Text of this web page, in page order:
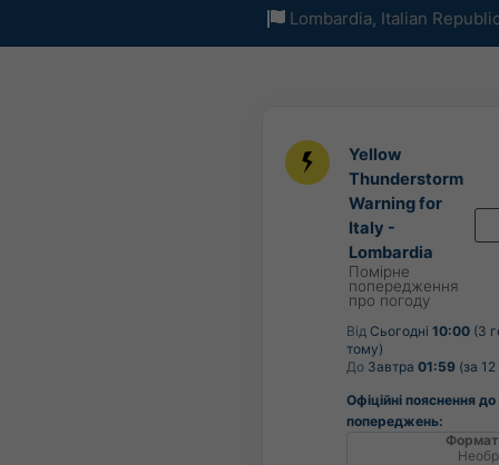
Lombardia, Italian
Yellow
Thunderstorm
Warning for
Italy -
Lombardia
Помірне
попередження
про погоду
Від Сьогодні 10:00 (3
тому)
До Завтра 01:59 (за
Офіційні пояснення до
попереджень: